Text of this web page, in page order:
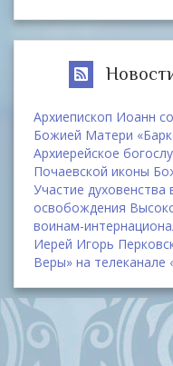
Архиепископ Иоанн
Божией Матери
Архиерейское
Почаевской иконы
Участие духовенства
освобождения
воинам-
Иерей Игорь
Веры» на телеканале